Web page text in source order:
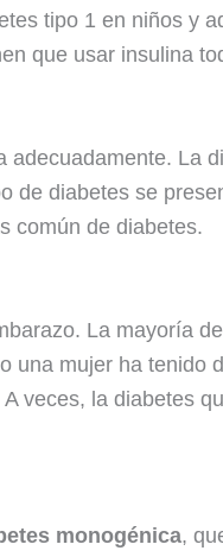
tipo 1 en niños y
que usar insulina
La
de diabetes se
común de diabetes.
La mayoría
una mujer ha tenido
veces, la diabetes
monogénica,